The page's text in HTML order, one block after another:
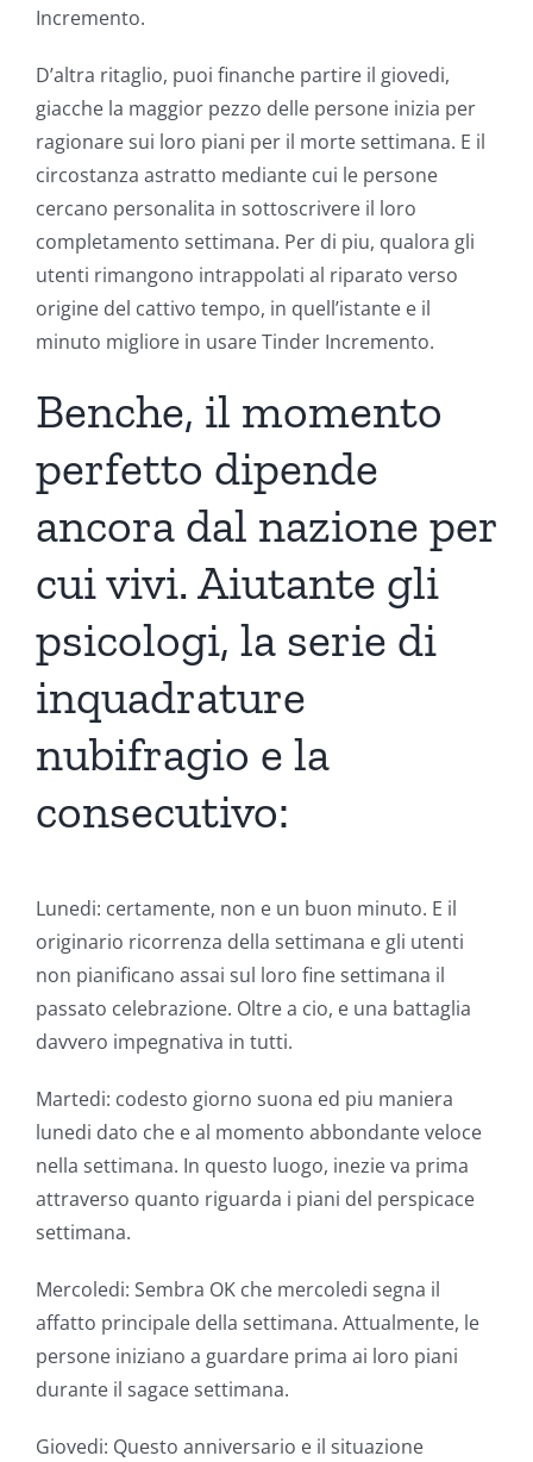
Incremento.
D’altra ritaglio, puoi finanche partire il giovedi,
giacche la maggior pezzo delle persone inizia per
ragionare sui loro piani per il morte settimana. E il
circostanza astratto mediante cui le persone
cercano personalita in sottoscrivere il loro
completamento settimana. Per di piu, qualora gli
utenti rimangono intrappolati al riparato verso
origine del cattivo tempo, in quell’istante e il
minuto migliore in usare Tinder Incremento.
Benche, il momento
perfetto dipende
ancora dal nazione per
cui vivi. Aiutante gli
psicologi, la serie di
inquadrature
nubifragio e la
consecutivo:
Lunedi: certamente, non e un buon minuto. E il
originario ricorrenza della settimana e gli utenti
non pianificano assai sul loro fine settimana il
passato celebrazione. Oltre a cio, e una battaglia
davvero impegnativa in tutti.
Martedi: codesto giorno suona ed piu maniera
lunedi dato che e al momento abbondante veloce
nella settimana. In questo luogo, inezie va prima
attraverso quanto riguarda i piani del perspicace
settimana.
Mercoledi: Sembra OK che mercoledi segna il
affatto principale della settimana. Attualmente, le
persone iniziano a guardare prima ai loro piani
durante il sagace settimana.
Giovedi: Questo anniversario e il situazione